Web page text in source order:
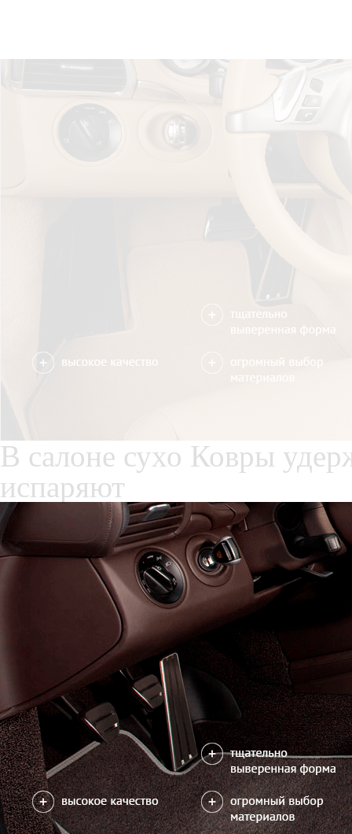
Служат до 10 лет Только
материалы
Каталог ковриков для
широкая кабина
Автоковрики для Hino
Поколение:2 поколение
EVA
Эконом
Два передних коврика2200 3700
В корзину
Фурнитура